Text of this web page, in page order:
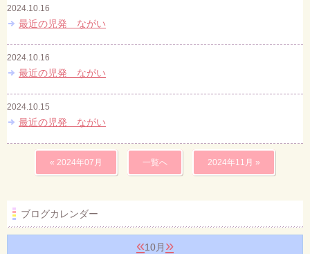
2024.10.16
最近の児発 ながい
2024.10.16
最近の児発 ながい
2024.10.15
最近の児発 ながい
« 2024年07月 一覧へ 2024年11月 »
ブログカレンダー
«10月 »